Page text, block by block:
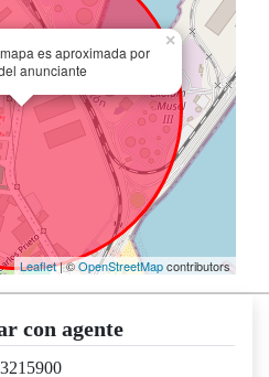
es aproximada por
anunciante
×
Leaflet| ©OpenStreetMapcontributors
con agente